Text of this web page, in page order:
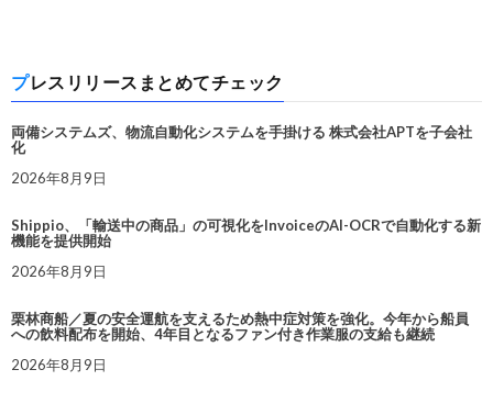
プレスリリースまとめてチェック
両備システムズ、物流自動化システムを手掛ける 株式会社APTを子会社
化
2026年8月9日
Shippio、「輸送中の商品」の可視化をInvoiceのAI-OCRで自動化する新
機能を提供開始
2026年8月9日
栗林商船／夏の安全運航を支えるため熱中症対策を強化。今年から船員
への飲料配布を開始、4年目となるファン付き作業服の支給も継続
2026年8月9日